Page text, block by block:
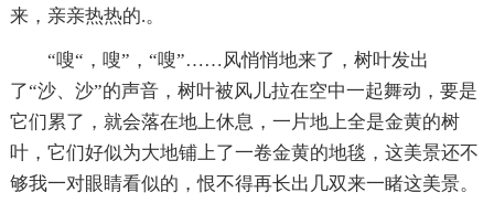
来，亲亲热热的.。
“嗖“，嗖”，“嗖”……风悄悄地来了，树叶发出
了“沙、沙”的声音，树叶被风儿拉在空中一起舞动，要是
它们累了，就会落在地上休息，一片地上全是金黄的树
叶，它们好似为大地铺上了一卷金黄的地毯，这美景还不
够我一对眼睛看似的，恨不得再长出几双来一睹这美景。